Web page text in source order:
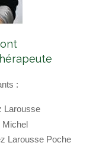
:
Larousse
Michel
Larousse Poche